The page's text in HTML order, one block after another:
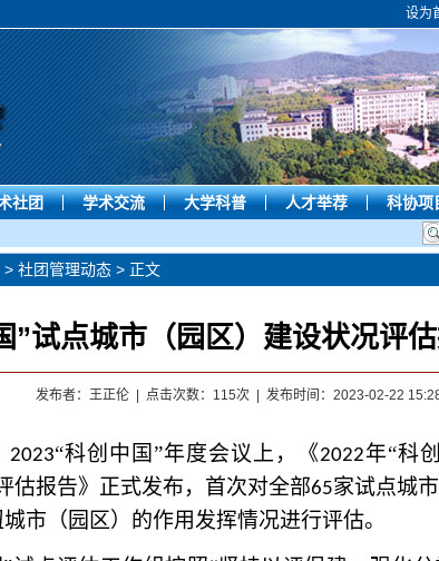
设为
社团 学术交流 大学科普 人才举荐 科协项
> 社团管理动态 > 正文
”试点城市（园区）建设状况评
发布者：王正伦 | 点击次数： 115次 | 发布时间：2023-02-22
2023“科创中国”年度会议上，《2022年“科
估报告》正式发布，首次对全部65家试点城
市（园区）的作用发挥情况进行评估。